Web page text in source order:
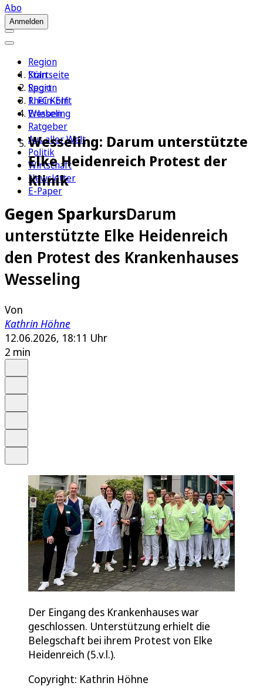
Abo
Anmelden
Region
Köln
Sport
1. FC Köln
Erleben
Ratgeber
Aus aller Welt
Politik
Wirtschaft
Newsletter
E-Paper
Startseite
Region
Rhein-Erft
Wesseling
Wesseling: Darum unterstützte
Elke Heidenreich Protest der
Klinik
Gegen SparkursDarum
unterstützte Elke Heidenreich
den Protest des Krankenhauses
Wesseling
Von
Kathrin Höhne
12.06.2026, 18:11 Uhr
2 min
Der Eingang des Krankenhauses war
geschlossen. Unterstützung erhielt die
Belegschaft bei ihrem Protest von Elke
Heidenreich (5.v.l.).
Copyright: Kathrin Höhne